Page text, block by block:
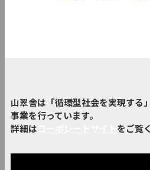
山翠舎は「循環型社会を実現する
事業を行っています。
詳細は
をご覧